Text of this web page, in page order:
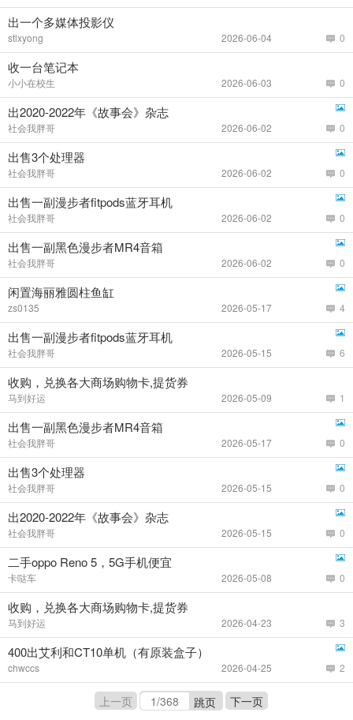
出一个多媒体投影仪
stlxyong 0
2026-06-04
收一台笔记本
小小在校生 0
2026-06-03
出2020-2022年《故事会》杂志
社会我胖哥 0
2026-06-02
出售3个处理器
社会我胖哥 0
2026-06-02
出售一副漫步者fitpods蓝牙耳机
社会我胖哥 0
2026-06-02
出售一副黑色漫步者MR4音箱
社会我胖哥 0
2026-06-02
闲置海丽雅圆柱鱼缸
zs0135 4
2026-05-17
出售一副漫步者fitpods蓝牙耳机
社会我胖哥 6
2026-05-15
收购，兑换各大商场购物卡,提货券
马到好运 1
2026-05-09
出售一副黑色漫步者MR4音箱
社会我胖哥 0
2026-05-17
出售3个处理器
社会我胖哥 0
2026-05-15
出2020-2022年《故事会》杂志
社会我胖哥 0
2026-05-15
二手oppo Reno 5，5G手机便宜
卡哒车 0
2026-05-08
收购，兑换各大商场购物卡,提货券
马到好运 3
2026-04-23
400出艾利和CT10单机（有原装盒子）
chwccs 2
2026-04-25
上一页 跳页 下一页